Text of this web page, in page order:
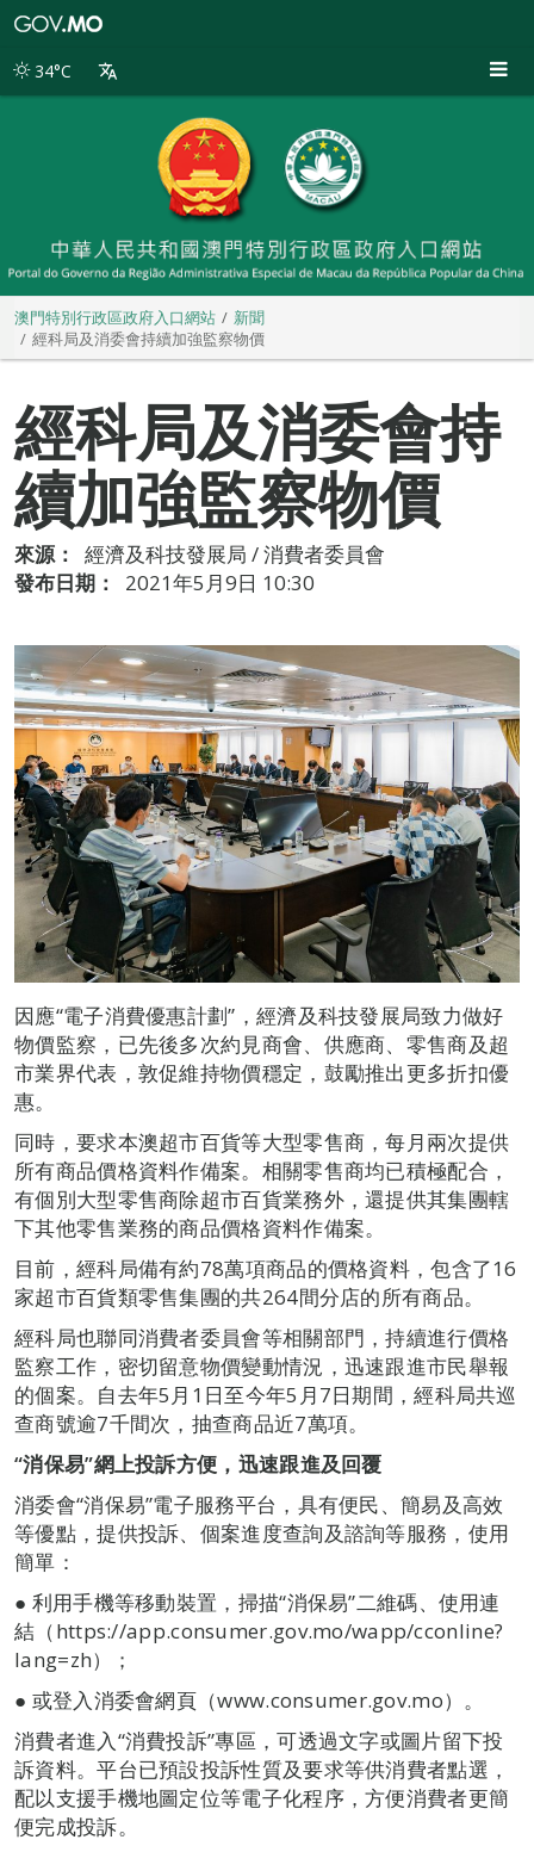
別
34°C
澳門特別行政區政府入口網站
新聞
經科局及消委會持續加強監察物價
經科局及消委會持
續加強監察物價
來源：
經濟及科技發展局 / 消費者委員會
發布日期：
2021年5月9日 10:30
因應“電子消費優惠計劃”，經濟及科技發展局致力做好
物價監察，已先後多次約見商會、供應商、零售商及超
市業界代表，敦促維持物價穩定，鼓勵推出更多折扣優
惠。
同時，要求本澳超市百貨等大型零售商，每月兩次提供
所有商品價格資料作備案。相關零售商均已積極配合，
有個別大型零售商除超市百貨業務外，還提供其集團轄
下其他零售業務的商品價格資料作備案。
目前，經科局備有約78萬項商品的價格資料，包含了16
家超市百貨類零售集團的共264間分店的所有商品。
經科局也聯同消費者委員會等相關部門，持續進行價格
監察工作，密切留意物價變動情況，迅速跟進市民舉報
的個案。自去年5月1日至今年5月7日期間，經科局共巡
查商號逾7千間次，抽查商品近7萬項。
“消保易”網上投訴方便，迅速跟進及回覆
消委會“消保易”電子服務平台，具有便民、簡易及高效
等優點，提供投訴、個案進度查詢及諮詢等服務，使用
簡單：
● 利用手機等移動裝置，掃描“消保易”二維碼、使用連
結（https://app.consumer.gov.mo/wapp/cconline?
lang=zh）；
● 或登入消委會網頁（www.consumer.gov.mo）。
消費者進入“消費投訴”專區，可透過文字或圖片留下投
訴資料。平台已預設投訴性質及要求等供消費者點選，
配以支援手機地圖定位等電子化程序，方便消費者更簡
便完成投訴。